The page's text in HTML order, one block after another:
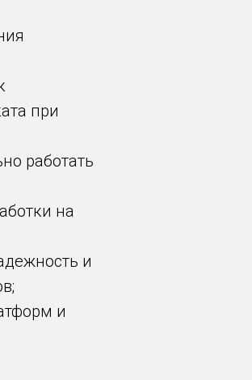
при
работать
на
и
и